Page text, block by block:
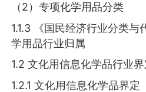
（2）专项化学用品分类
1.1.3 《国民经济行业分类
学用品行业归属
1.2 文化用信息化学品行业界
1.2.1 文化用信息化学品界定